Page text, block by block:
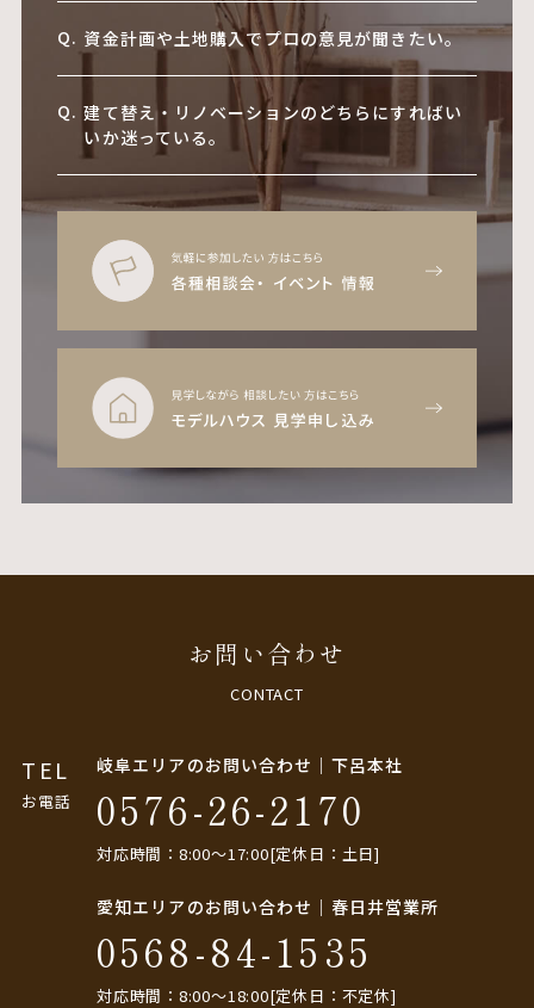
資金計画や土地購入でプロの意見が聞きたい。
建て替え・リノベーションのどちらにすればい
いか迷っている。
お問い合わせ
CONTACT
TEL
お電話
岐阜エリアのお問い合わせ｜下呂本社
0576-26-2170
対応時間：8:00〜17:00[定休日：土日]
愛知エリアのお問い合わせ｜春日井営業所
0568-84-1535
対応時間：8:00〜18:00[定休日：不定休]